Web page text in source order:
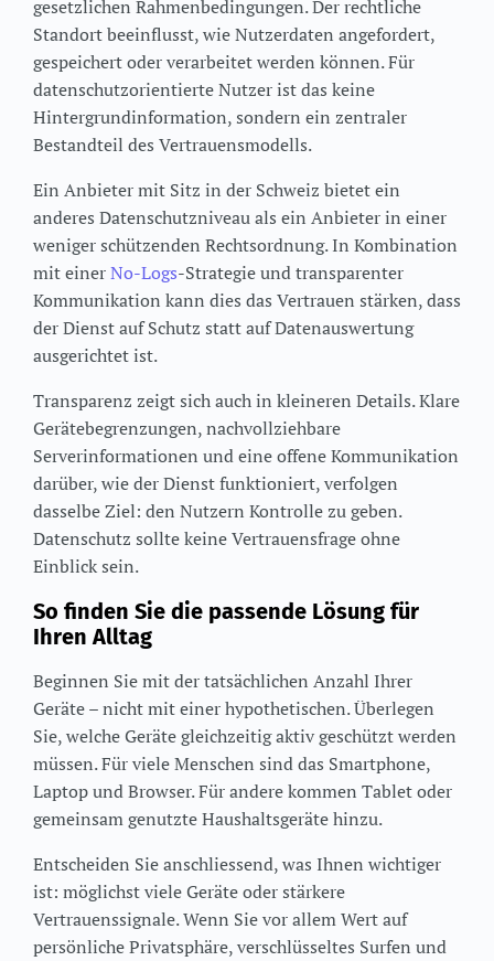
gesetzlichen Rahmenbedingungen. Der rechtliche
Standort beeinflusst, wie Nutzerdaten angefordert,
gespeichert oder verarbeitet werden können. Für
datenschutzorientierte Nutzer ist das keine
Hintergrundinformation, sondern ein zentraler
Bestandteil des Vertrauensmodells.
Ein Anbieter mit Sitz in der Schweiz bietet ein
anderes Datenschutzniveau als ein Anbieter in einer
weniger schützenden Rechtsordnung. In Kombination
mit einerNo-Logs-Strategie und transparenter
Kommunikation kann dies das Vertrauen stärken, dass
der Dienst auf Schutz statt auf Datenauswertung
ausgerichtet ist.
Transparenz zeigt sich auch in kleineren Details. Klare
Gerätebegrenzungen, nachvollziehbare
Serverinformationen und eine offene Kommunikation
darüber, wie der Dienst funktioniert, verfolgen
dasselbe Ziel: den Nutzern Kontrolle zu geben.
Datenschutz sollte keine Vertrauensfrage ohne
Einblick sein.
So finden Sie die passende Lösung für
Ihren Alltag
Beginnen Sie mit der tatsächlichen Anzahl Ihrer
Geräte – nicht mit einer hypothetischen. Überlegen
Sie, welche Geräte gleichzeitig aktiv geschützt werden
müssen. Für viele Menschen sind das Smartphone,
Laptop und Browser. Für andere kommen Tablet oder
gemeinsam genutzte Haushaltsgeräte hinzu.
Entscheiden Sie anschliessend, was Ihnen wichtiger
ist: möglichst viele Geräte oder stärkere
Vertrauenssignale. Wenn Sie vor allem Wert auf
persönliche Privatsphäre, verschlüsseltes Surfen und